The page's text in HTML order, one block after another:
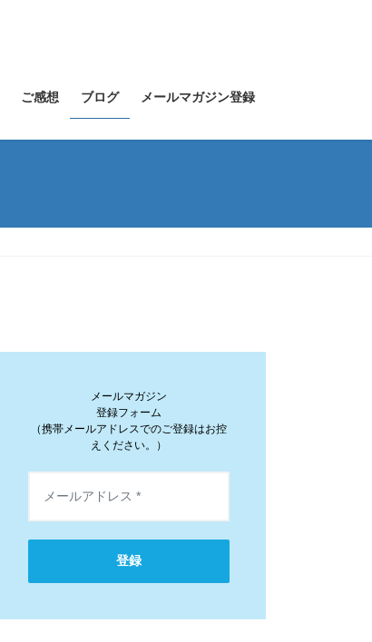
ご感想 ブログ メールマガジン登録
メールマガジン
登録フォーム
（携帯メールアドレスでのご登録はお控
えください。）
登録